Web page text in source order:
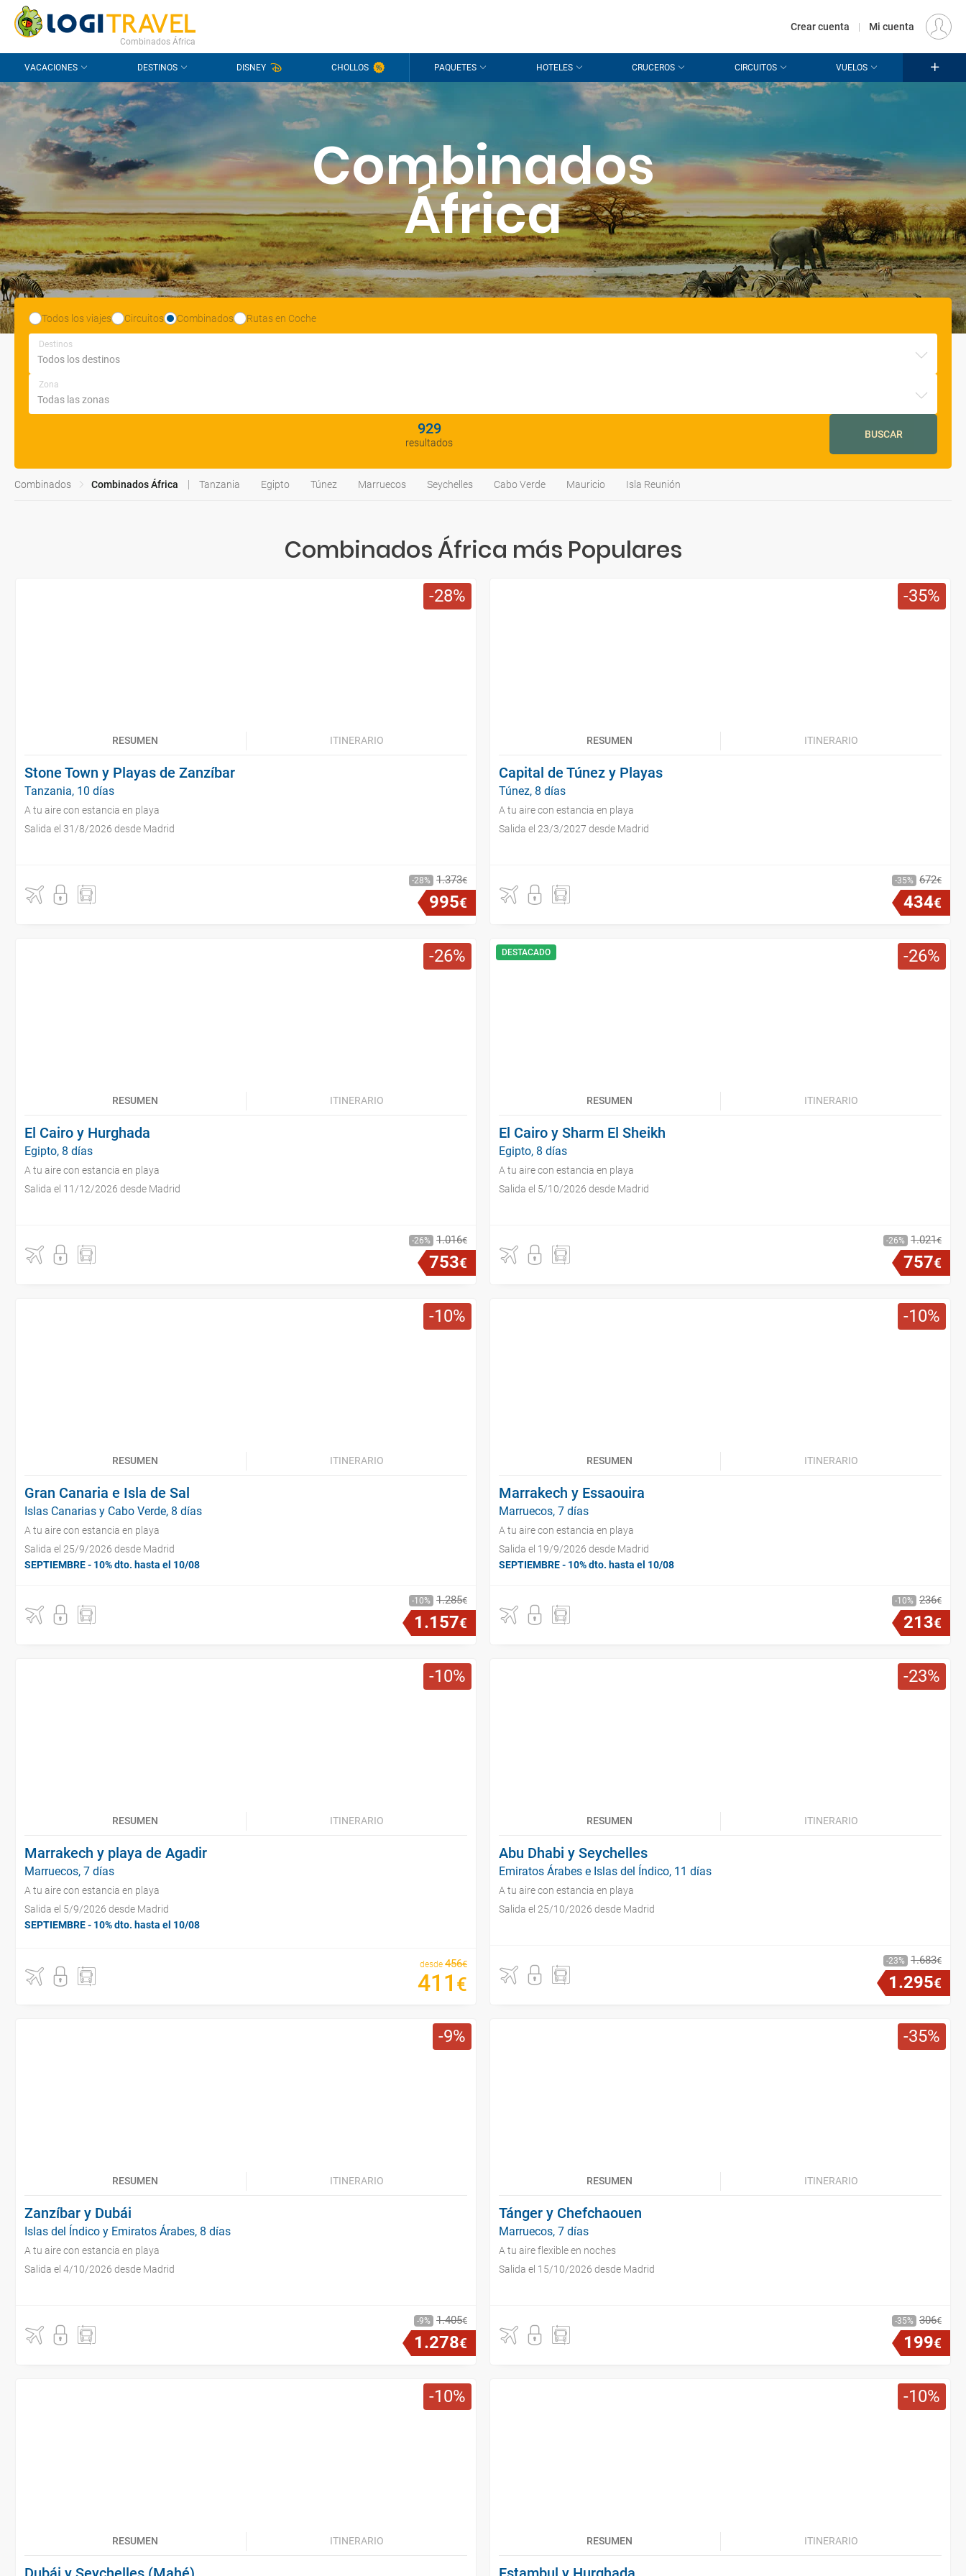
CONTACTO PREGUNTAS FRECUENTES EUR
Combinados África
Crear cuenta | Mi cuenta
VACACIONES DESTINOS DISNEY CHOLLOS PAQUETES HOTELES CRUCEROS CIRCUITOS VUELOS
Combinados
África
Todos los viajes Circuitos Combinados Rutas en Coche
Destinos
Zona
929
resultados
BUSCAR
Combinados Combinados África Tanzania Egipto Túnez Marruecos Seychelles Cabo Verde Mauricio Isla Reunión
Combinados África más Populares
28
RESUMEN ITINERARIO
Stone Town y Playas de Zanzíbar
Tanzania, 10 días
A tu aire con estancia en playa
Salida el 31/8/2026 desde Madrid
28 1.373€
995€
35
RESUMEN ITINERARIO
Capital de Túnez y Playas
Túnez, 8 días
A tu aire con estancia en playa
Salida el 23/3/2027 desde Madrid
35 672€
434€
26
RESUMEN ITINERARIO
El Cairo y Hurghada
Egipto, 8 días
A tu aire con estancia en playa
Salida el 11/12/2026 desde Madrid
26 1.016€
753€
26
DESTACADO
RESUMEN ITINERARIO
El Cairo y Sharm El Sheikh
Egipto, 8 días
A tu aire con estancia en playa
Salida el 5/10/2026 desde Madrid
26 1.021€
757€
10
RESUMEN ITINERARIO
Gran Canaria e Isla de Sal
Islas Canarias y Cabo Verde, 8 días
A tu aire con estancia en playa
Salida el 25/9/2026 desde Madrid
SEPTIEMBRE - 10% dto. hasta el 10/08
10 1.285€
1.157€
10
RESUMEN ITINERARIO
Marrakech y Essaouira
Marruecos, 7 días
A tu aire con estancia en playa
Salida el 19/9/2026 desde Madrid
SEPTIEMBRE - 10% dto. hasta el 10/08
10 236€
213€
10
RESUMEN ITINERARIO
Marrakech y playa de Agadir
Marruecos, 7 días
A tu aire con estancia en playa
Salida el 5/9/2026 desde Madrid
SEPTIEMBRE - 10% dto. hasta el 10/08
desde 456€
411 €
23
RESUMEN ITINERARIO
Abu Dhabi y Seychelles
Emiratos Árabes e Islas del Índico, 11 días
A tu aire con estancia en playa
Salida el 25/10/2026 desde Madrid
23 1.683€
1.295€
9
RESUMEN ITINERARIO
Zanzíbar y Dubái
Islas del Índico y Emiratos Árabes, 8 días
A tu aire con estancia en playa
Salida el 4/10/2026 desde Madrid
9 1.405€
1.278€
35
RESUMEN ITINERARIO
Tánger y Chefchaouen
Marruecos, 7 días
A tu aire flexible en noches
Salida el 15/10/2026 desde Madrid
35 306€
199€
10
RESUMEN ITINERARIO
10
RESUMEN ITINERARIO